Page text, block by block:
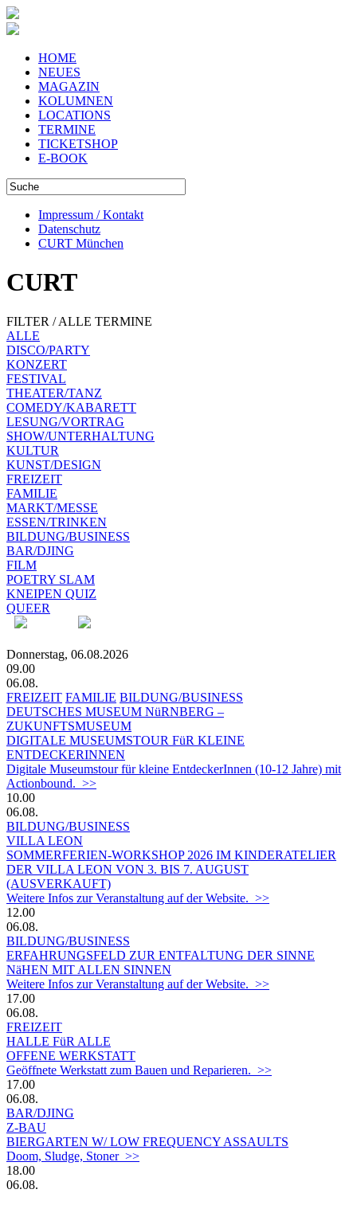
HOME
NEUES
MAGAZIN
KOLUMNEN
LOCATIONS
TERMINE
TICKETSHOP
E-BOOK
Impressum / Kontakt
Datenschutz
CURT München
CURT
FILTER / ALLE TERMINE
ALLE
DISCO/PARTY
KONZERT
FESTIVAL
THEATER/TANZ
COMEDY/KABARETT
LESUNG/VORTRAG
SHOW/UNTERHALTUNG
KULTUR
KUNST/DESIGN
FREIZEIT
FAMILIE
MARKT/MESSE
ESSEN/TRINKEN
BILDUNG/BUSINESS
BAR/DJING
FILM
POETRY SLAM
KNEIPEN QUIZ
QUEER
Donnerstag, 06.08.2026
09.00
06.08.
FREIZEIT FAMILIE BILDUNG/BUSINESS
DEUTSCHES MUSEUM NüRNBERG –
ZUKUNFTSMUSEUM
DIGITALE MUSEUMSTOUR FüR KLEINE
ENTDECKERINNEN
Digitale Museumstour für kleine EntdeckerInnen (10-12 Jahre) mit
Actionbound. >>
10.00
06.08.
BILDUNG/BUSINESS
VILLA LEON
SOMMERFERIEN-WORKSHOP 2026 IM KINDERATELIER
DER VILLA LEON VON 3. BIS 7. AUGUST
(AUSVERKAUFT)
Weitere Infos zur Veranstaltung auf der Website. >>
12.00
06.08.
BILDUNG/BUSINESS
ERFAHRUNGSFELD ZUR ENTFALTUNG DER SINNE
NäHEN MIT ALLEN SINNEN
Weitere Infos zur Veranstaltung auf der Website. >>
17.00
06.08.
FREIZEIT
HALLE FüR ALLE
OFFENE WERKSTATT
Geöffnete Werkstatt zum Bauen und Reparieren. >>
17.00
06.08.
BAR/DJING
Z-BAU
BIERGARTEN W/ LOW FREQUENCY ASSAULTS
Doom, Sludge, Stoner >>
18.00
06.08.